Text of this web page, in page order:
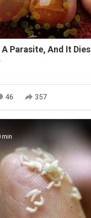
A Parasite, And It
46 357
min